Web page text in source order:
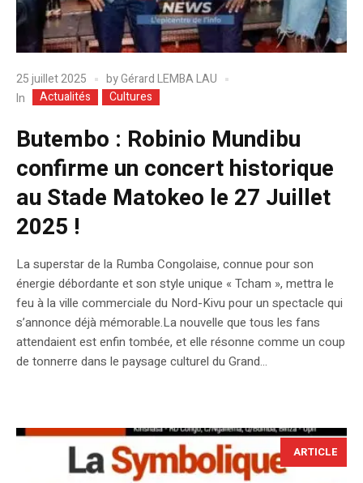
25 juillet 2025 byGérard LEMBA LAU
In
Actualités Cultures
Butembo : Robinio Mundibu
confirme un concert historique
au Stade Matokeo le 27 Juillet
2025 !
La superstar de la Rumba Congolaise, connue pour son
énergie débordante et son style unique « Tcham », mettra le
feu à la ville commerciale du Nord-Kivu pour un spectacle qui
s’annonce déjà mémorable.La nouvelle que tous les fans
attendaient est enfin tombée, et elle résonne comme un coup
de tonnerre dans le paysage culturel du Grand...
ARTICLE